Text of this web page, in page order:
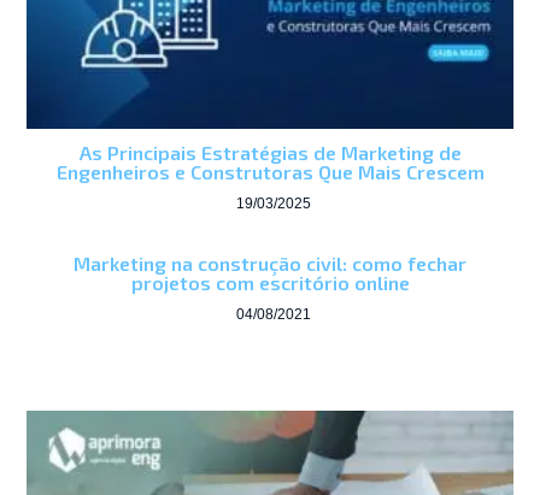
As Principais Estratégias de Marketing de
Engenheiros e Construtoras Que Mais Crescem
19/03/2025
Marketing na construção civil: como fechar
projetos com escritório online
04/08/2021